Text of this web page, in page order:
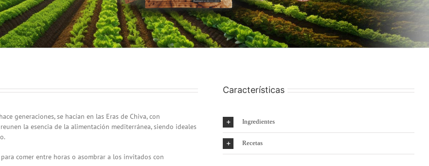
generaciones, se hacían en las Eras de Chiva, con
la esencia de la alimentación mediterránea, siendo ideales
comer entre horas o asombrar a los invitados con
Características
Ingredientes
Recetas